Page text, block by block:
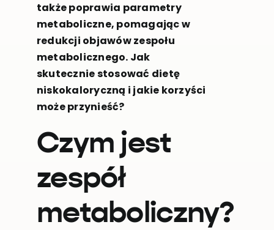
także poprawia parametry
metaboliczne, pomagając w
redukcji objawów zespołu
metabolicznego. Jak
skutecznie stosować dietę
niskokaloryczną i jakie korzyści
może przynieść?
Czym jest
zespół
metaboliczny?